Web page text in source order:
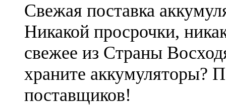
Свежая поставка
Никакой просрочки,
свежее из Страны
храните аккумуляторы?
поставщиков!